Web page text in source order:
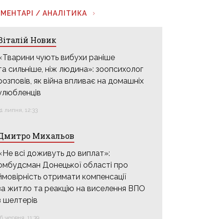
/ АНАЛІТИКА
Новик
чують вибухи раніше
сильніше, ніж людина»: зоопсихолог
як війна впливає на домашніх
липня, 12:33
Михальов
всі доживуть до виплат»:
Донецької області про
отримати компенсації
житло та реакцію на виселення ВПО
шелтерів
червня, 11:39